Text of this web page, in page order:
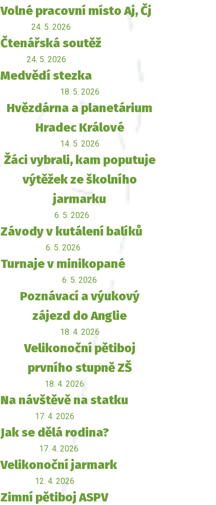
Volné pracovní místo Aj, Čj
24. 5. 2026
Čtenářská soutěž
24. 5. 2026
Medvědí stezka
18. 5. 2026
Hvězdárna a planetárium
Hradec Králové
14. 5. 2026
Žáci vybrali, kam poputuje
výtěžek ze školního
jarmarku
6. 5. 2026
Závody v kutálení balíků
6. 5. 2026
Turnaje v minikopané
6. 5. 2026
Poznávací a výukový
zájezd do Anglie
18. 4. 2026
Velikonoční pětiboj
prvního stupně ZŠ
18. 4. 2026
Na návštěvě na statku
17. 4. 2026
Jak se dělá rodina?
17. 4. 2026
Velikonoční jarmark
12. 4. 2026
Zimní pětiboj ASPV